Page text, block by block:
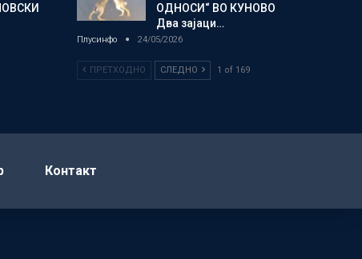
ОДНОСИ“ ВО КУНОВО
Два зајаци…
Плусинфо 24/05/2026
ПРЕТХОДНО СЛЕДНО 1 of 169
Контакт